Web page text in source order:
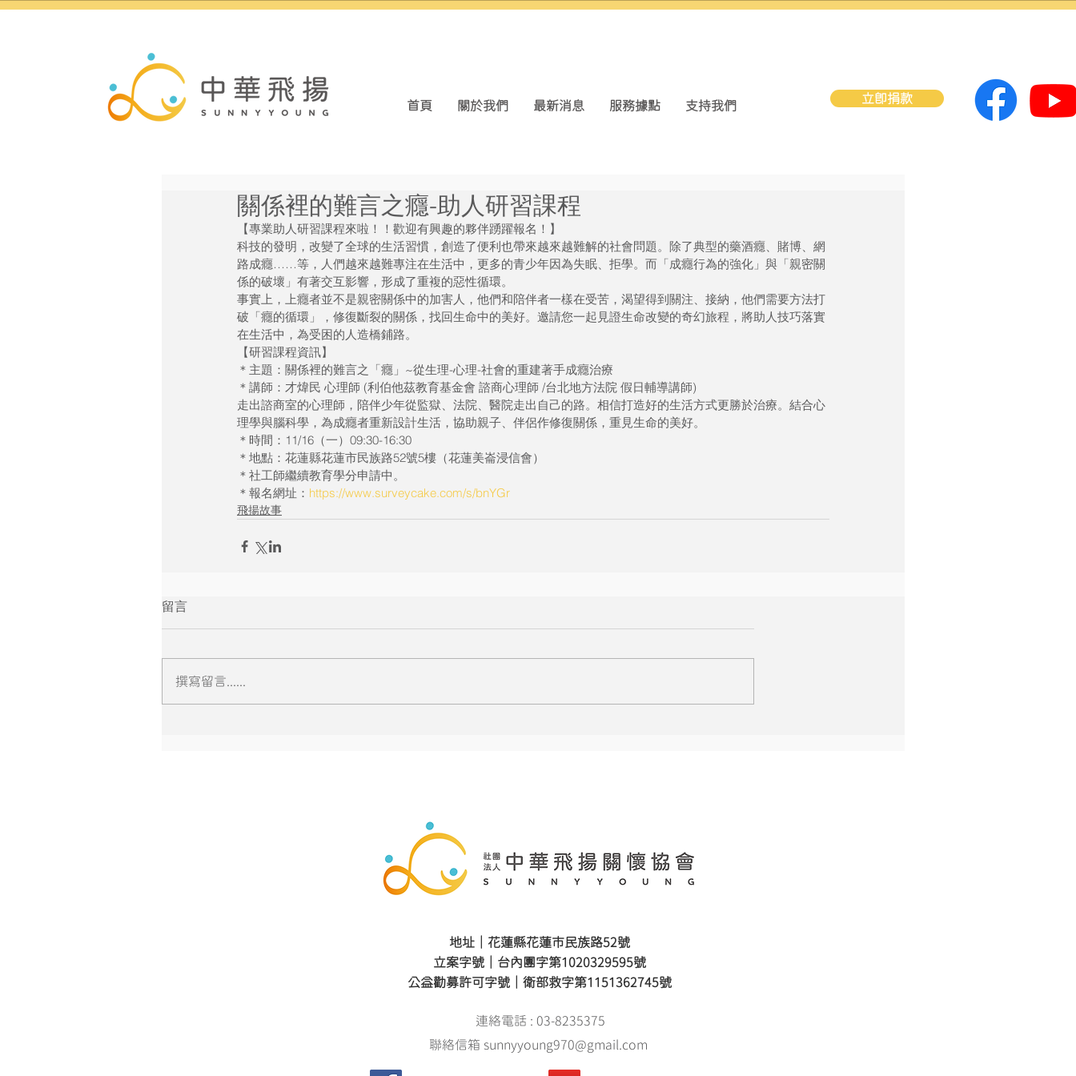
首頁 關於我們 最新消息 服務據點 支持我們
立即捐款
關係裡的難言之癮-助人研習課程
【專業助人研習課程來啦！！歡迎有興趣的夥伴踴躍報名！】
科技的發明，改變了全球的生活習慣，創造了便利也帶來越來越難解的社會問題。除了典型的藥酒癮、賭博、網
路成癮……等，人們越來越難專注在生活中，更多的青少年因為失眠、拒學。而「成癮行為的強化」與「親密關
係的破壞」有著交互影響，形成了重複的惡性循環。
事實上，上癮者並不是親密關係中的加害人，他們和陪伴者一樣在受苦，渴望得到關注、接納，他們需要方法打
破「癮的循環」，修復斷裂的關係，找回生命中的美好。邀請您一起見證生命改變的奇幻旅程，將助人技巧落實
在生活中，為受困的人造橋鋪路。
【研習課程資訊】
＊主題：關係裡的難言之「癮」~從生理-心理-社會的重建著手成癮治療
＊講師：才煒民 心理師 (利伯他茲教育基金會 諮商心理師 /台北地方法院 假日輔導講師)
走出諮商室的心理師，陪伴少年從監獄、法院、醫院走出自己的路。相信打造好的生活方式更勝於治療。結合心
理學與腦科學，為成癮者重新設計生活，協助親子、伴侶作修復關係，重見生命的美好。
＊時間：11/16（一）09:30-16:30
＊地點：花蓮縣花蓮市民族路52號5樓（花蓮美崙浸信會）
＊社工師繼續教育學分申請中。
＊報名網址： https://www.surveycake.com/s/bnYGr
飛揚故事
留言
撰寫留言......
地址｜花蓮縣花蓮市民族路52號
立案字號｜台內團字第1020329595號
公益勸募許可字號｜衛部救字第1151362745號
連絡電話 : 03-8235375
聯絡信箱 sunnyyoung970@gmail.com